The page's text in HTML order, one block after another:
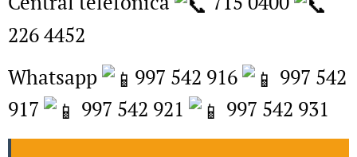
226 4452
Whatsapp
997 542 916
997 542
917
997 542 921 997 542 931